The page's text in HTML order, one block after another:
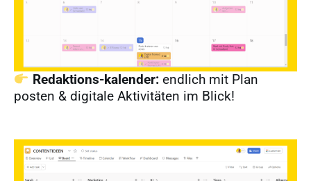
Redaktions-kalender:endlich mit Plan
posten & digitale Aktivitäten im Blick!